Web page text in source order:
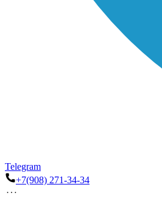
Telegram
+7(908) 271-34-34